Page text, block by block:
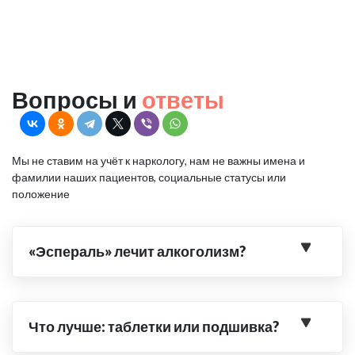
Вопросы и ответы
Мы не ставим на учёт к наркологу, нам не важны имена и
фамилии наших пациентов, социальные статусы или
положение
«Эспераль» лечит алкоголизм?
Что лучше: таблетки или подшивка?